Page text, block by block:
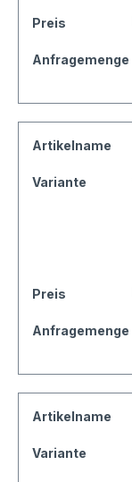
Preis
Anfragemenge
Artikelname
Variante
Preis
Anfragemenge
Artikelname
Variante